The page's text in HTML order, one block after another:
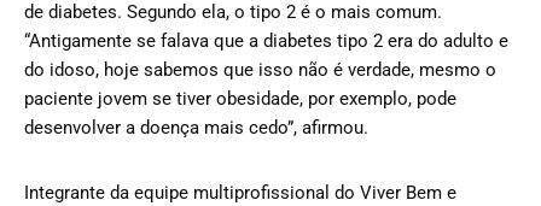
de diabetes. Segundo ela, o tipo 2 é o mais comum.
“Antigamente se falava que a diabetes tipo 2 era do adulto e
do idoso, hoje sabemos que isso não é verdade, mesmo o
paciente jovem se tiver obesidade, por exemplo, pode
desenvolver a doença mais cedo”, afirmou.
Integrante da equipe multiprofissional do Viver Bem e